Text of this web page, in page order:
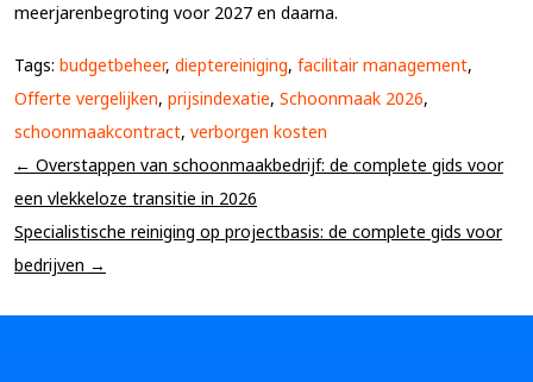
meerjarenbegroting voor 2027 en daarna.
Tags: budgetbeheer, dieptereiniging, facilitair management,
Offerte vergelijken, prijsindexatie, Schoonmaak 2026,
schoonmaakcontract, verborgen kosten
← Overstappen van schoonmaakbedrijf: de complete gids voor
een vlekkeloze transitie in 2026
Specialistische reiniging op projectbasis: de complete gids voor
bedrijven →